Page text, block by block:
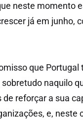
neste momento
já em junho,
que Portugal
naquilo
reforçar a sua
e, neste